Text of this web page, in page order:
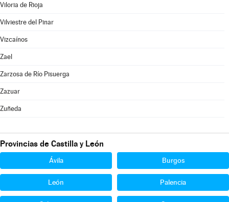
Viloria de Rioja
Vilviestre del Pinar
Vizcaínos
Zael
Zarzosa de Río Pisuerga
Zazuar
Zuñeda
Provincias de Castilla y León
Ávila Burgos
León Palencia